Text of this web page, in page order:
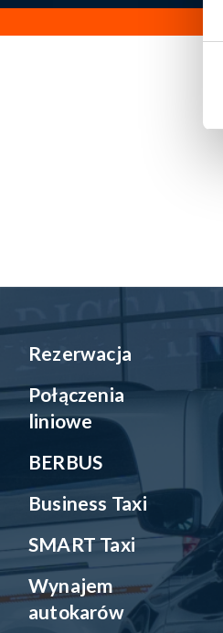
Rezerwacja
Połączenia
liniowe
BERBUS
Business Taxi
SMART Taxi
Wynajem
autokarów